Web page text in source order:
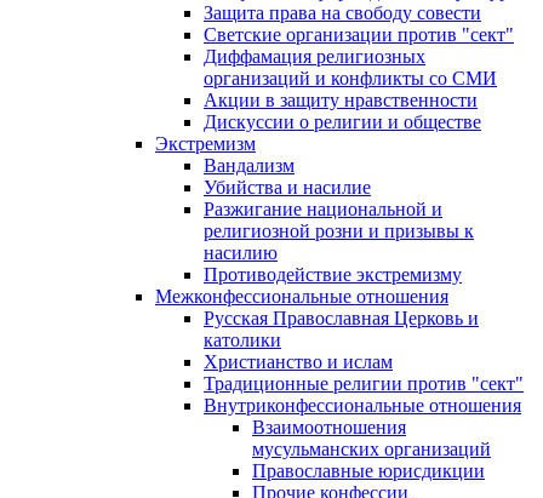
Защита права на свободу совести
Светские организации против "сект"
Диффамация религиозных
организаций и конфликты со СМИ
Акции в защиту нравственности
Дискуссии о религии и обществе
Экстремизм
Вандализм
Убийства и насилие
Разжигание национальной и
религиозной розни и призывы к
насилию
Противодействие экстремизму
Межконфессиональные отношения
Русская Православная Церковь и
католики
Христианство и ислам
Традиционные религии против "сект"
Внутриконфессиональные отношения
Взаимоотношения
мусульманских организаций
Православные юрисдикции
Прочие конфессии